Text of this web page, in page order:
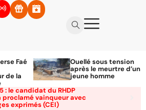
Faé
de la
Ouellé sous tension
après le meurtre d’un
jeune homme
: le candidat du RHDP
proclamé vainqueur avec
exprimés (CEI)